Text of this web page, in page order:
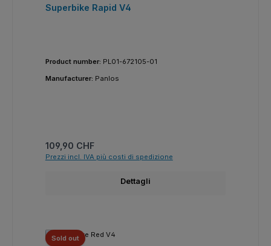
Superbike Rapid V4
Product number: PL01-672105-01
Manufacturer: Panlos
Prezzo normale:
109,90 CHF
Prezzi incl. IVA più costi di spedizione
Dettagli
Sold out